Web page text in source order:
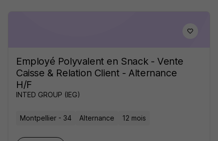
Employé Polyvalent en Snack - Vente
Caisse & Relation Client - Alternance
H/F
INTED GROUP (IEG)
Montpellier - 34 Alternance 12 mois